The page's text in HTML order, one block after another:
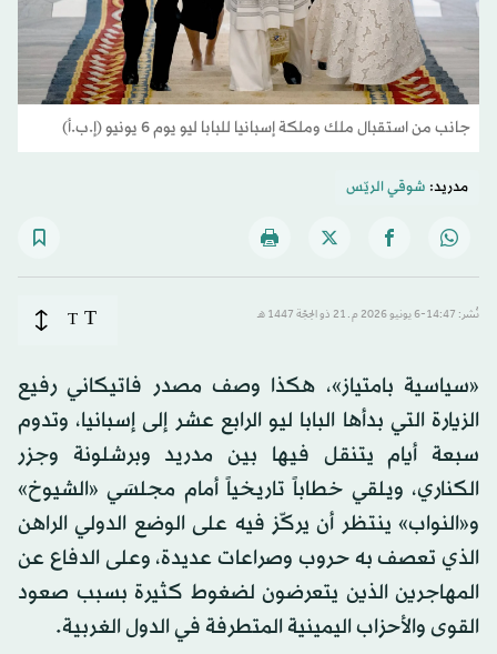
جانب من استقبال ملك وملكة إسبانيا للبابا ليو يوم 6 يونيو (إ.ب.أ)
مدريد: شوقي الريّس
نُشر: 14:47-6 يونيو 2026 م ـ 21 ذو الحِجّة 1447 هـ T
T
«سياسية بامتياز»، هكذا وصف مصدر فاتيكاني رفيع
الزيارة التي بدأها البابا ليو الرابع عشر إلى إسبانيا، وتدوم
سبعة أيام يتنقل فيها بين مدريد وبرشلونة وجزر
الكناري، ويلقي خطاباً تاريخياً أمام مجلسَي «الشيوخ»
و«النواب» ينتظر أن يركّز فيه على الوضع الدولي الراهن
الذي تعصف به حروب وصراعات عديدة، وعلى الدفاع عن
المهاجرين الذين يتعرضون لضغوط كثيرة بسبب صعود
القوى والأحزاب اليمينية المتطرفة في الدول الغربية.